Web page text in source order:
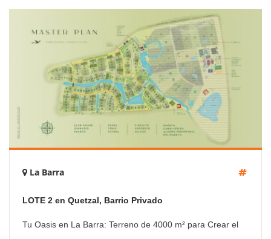
La Barra
LOTE 2 en Quetzal, Barrio Privado
Tu Oasis en La Barra: Terreno de 4000 m² para Crear el